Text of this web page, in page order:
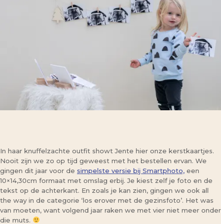
In haar knuffelzachte outfit showt Jente hier onze kerstkaartjes.
Nooit zijn we zo op tijd geweest met het bestellen ervan. We
gingen dit jaar voor de simpelste versie bij Smartphoto, een
10×14,30cm formaat met omslag erbij. Je kiest zelf je foto en de
tekst op de achterkant. En zoals je kan zien, gingen we ook all
the way in de categorie ‘los erover met de gezinsfoto’. Het was
van moeten, want volgend jaar raken we met vier niet meer onder
die muts.